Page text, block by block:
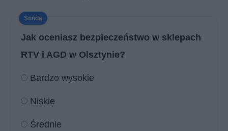
Jak oceniasz bezpieczeństwo w sklepach
RTV i AGD w Olsztynie?
Bardzo wysokie
Niskie
Średnie